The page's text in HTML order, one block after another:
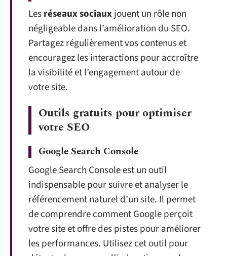
Lesréseaux sociauxjouent un rôle non
négligeable dans l’amélioration du SEO.
Partagez régulièrement vos contenus et
encouragez les interactions pour accroître
la visibilité et l’engagement autour de
votre site.
Outils gratuits pour optimiser
votre SEO
Google Search Console
Google Search Console est un outil
indispensable pour suivre et analyser le
référencement naturel d’un site. Il permet
de comprendre comment Google perçoit
votre site et offre des pistes pour améliorer
les performances. Utilisez cet outil pour